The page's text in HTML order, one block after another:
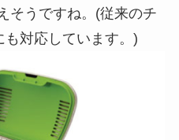
そうですね。(従来のチ
も対応しています。)